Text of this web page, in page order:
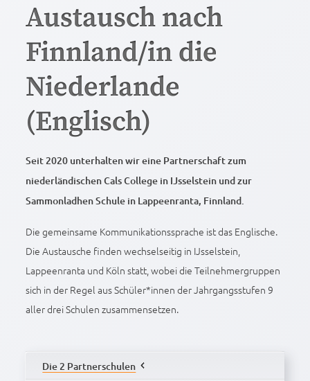
Austausch nach
Finnland/in die
Niederlande
(Englisch)
Seit 2020 unterhalten wir eine Partnerschaft zum
niederländischen Cals College in IJsselstein und zur
Sammonladhen Schule in Lappeenranta, Finnland.
Die gemeinsame Kommunikationssprache ist das Englische.
Die Austausche finden wechselseitig in IJsselstein,
Lappeenranta und Köln statt, wobei die Teilnehmergruppen
sich in der Regel aus Schüler*innen der Jahrgangsstufen 9
aller drei Schulen zusammensetzen.
Die 2 Partnerschulen